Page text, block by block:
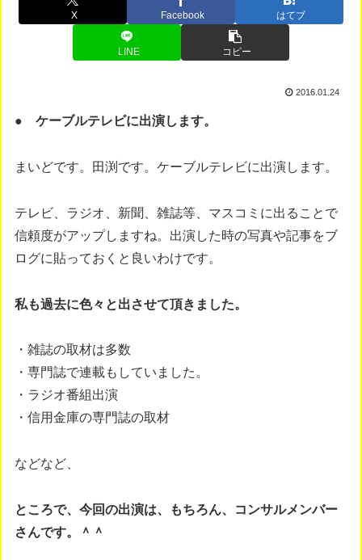
X Facebook はてブ
LINE コピー
2016.01.24
● ケーブルテレビに出演します。
まいどです。田渕です。ケーブルテレビに出演します。
テレビ、ラジオ、新聞、雑誌等、マスコミに出ることで
信頼度がアップしますね。出演した時の写真や記事をブ
ログに貼っておくと良いわけです。
私も過去に色々と出させて頂きました。
・雑誌の取材は多数
・専門誌で連載もしていました。
・ラジオ番組出演
・信用金庫の専門誌の取材
などなど、
ところで、今回の出演は、もちろん、コンサルメンバー
さんです。＾＾